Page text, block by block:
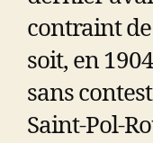
contraint
soit, en
sans
Saint-Pol-